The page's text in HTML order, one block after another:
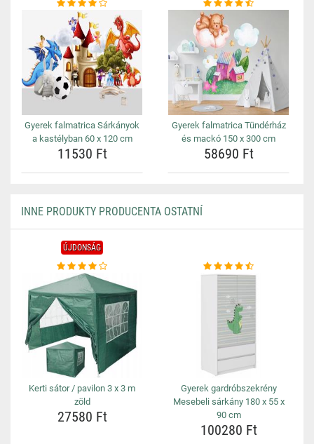
Gyerek falmatrica Sárkányok
a kastélyban 60 x 120 cm
11530 Ft
Gyerek falmatrica Tündérház
és mackó 150 x 300 cm
58690 Ft
INNE PRODUKTY PRODUCENTA OSTATNÍ
ÚJDONSÁG
Kerti sátor / pavilon 3 x 3 m
zöld
27580 Ft
Gyerek gardróbszekrény
Mesebeli sárkány 180 x 55 x
90 cm
100280 Ft